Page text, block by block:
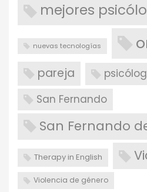
mejores
nuevas tecnologías
pareja
San Fernando
San Fernando
Therapy in English
Violencia de género